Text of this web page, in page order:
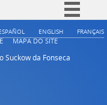
Simplifique!ENGLISH FRANÇAIS
MAPA DO SITE
Suckow da Fonseca